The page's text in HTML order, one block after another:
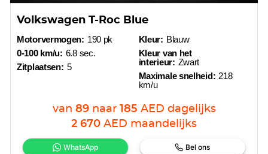
Volkswagen T-Roc Blue
Motorvermogen: 190 pk
0-100 km/u: 6.8 sec.
Zitplaatsen: 5
Kleur: Blauw
Kleur van het
interieur: Zwart
Maximale snelheid: 218
km/u
van 89 naar 185 AED dagelijks
2 670 AED maandelijks
WhatsApp Bel ons